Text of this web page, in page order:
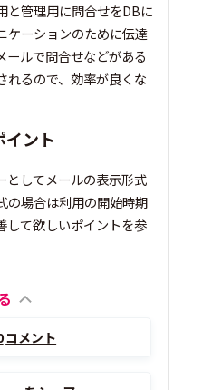
と管理用に問合せをDBに
ケーションのために伝達
ールで問合せなどがある
れるので、効率が良くな
イント
としてメールの表示形式
の場合は利用の開始時期
して欲しいポイントを参
コメント